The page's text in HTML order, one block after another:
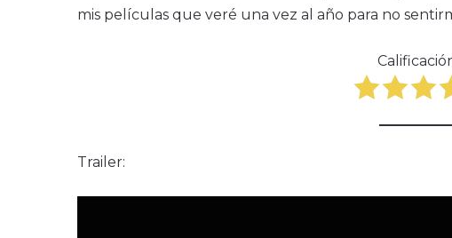
mis películas que veré una vez al año para no
Trailer: